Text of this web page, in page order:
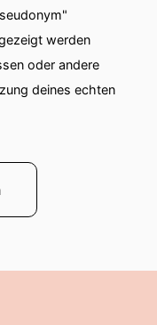
werden
oder andere
deines echten